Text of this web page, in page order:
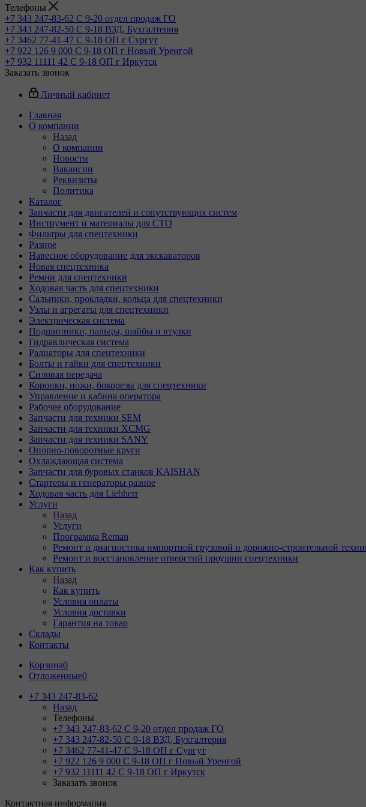
Телефоны
+7 343 247-83-62 С 9-20 отдел продаж ГО
+7 343 247-82-50 С 9-18 ВЗД, Бухгалтерия
+7 3462 77-41-47 С 9-18 ОП г Сургут
+7 922 126 9 000 С 9-18 ОП г Новый Уренгой
+7 932 11111 42 С 9-18 ОП г Иркутск
Заказать звонок
Личный кабинет
Главная
О компании
Назад
О компании
Новости
Вакансии
Реквизиты
Политика
Каталог
Запчасти для двигателей и сопутствующих систем
Инструмент и материалы для СТО
Фильтры для спецтехники
Разное
Навесное оборудование для экскаваторов
Новая спецтехника
Ремни для спецтехники
Ходовая часть для спецтехники
Сальники, прокладки, кольца для спецтехники
Узлы и агрегаты для спецтехники
Электрическая система
Подшипники, пальцы, шайбы и втулки
Гидравлическая система
Радиаторы для спецтехники
Болты и гайки для спецтехники
Силовая передача
Коронки, ножи, бокорезы для спецтехники
Управление и кабина оператора
Рабочее оборудование
Запчасти для техники SEM
Запчасти для техники XCMG
Запчасти для техники SANY
Опорно-поворотные круги
Охлаждающая система
Запчасти для буровых станков KAISHAN
Стартеры и генераторы разное
Ходовая часть для Liebherr
Услуги
Назад
Услуги
Программа Reman
Ремонт и диагностика импортной грузовой и дорожно-строительной
Ремонт и восстановление отверстий проушин спецтехники
Как купить
Назад
Как купить
Условия оплаты
Условия доставки
Гарантия на товар
Склады
Контакты
Корзина0
Отложенные0
+7 343 247-83-62
Назад
Телефоны
+7 343 247-83-62 С 9-20 отдел продаж ГО
+7 343 247-82-50 С 9-18 ВЗД, Бухгалтерия
+7 3462 77-41-47 С 9-18 ОП г Сургут
+7 922 126 9 000 С 9-18 ОП г Новый Уренгой
+7 932 11111 42 С 9-18 ОП г Иркутск
Заказать звонок
Контактная информация